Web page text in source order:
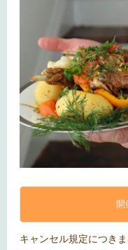
開
キャンセル規定につき